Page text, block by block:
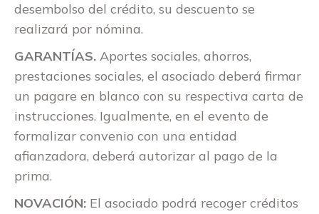
desembolso del crédito, su descuento se
realizará por nómina.
GARANTÍAS. Aportes sociales, ahorros,
prestaciones sociales, el asociado deberá firmar
un pagare en blanco con su respectiva carta de
instrucciones. Igualmente, en el evento de
formalizar convenio con una entidad
afianzadora, deberá autorizar al pago de la
prima.
NOVACIÓN: El asociado podrá recoger créditos